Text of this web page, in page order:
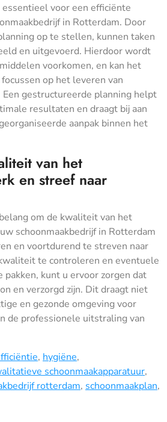
essentieel voor een efficiënte
in Rotterdam. Door
op te stellen, kunnen taken
en uitgevoerd. Hierdoor wordt
voorkomen, en kan het
op het leveren van
gestructureerde planning helpt
resultaten en draagt bij aan
aanpak binnen het
van het
en streef naar
om de kwaliteit van het
schoonmaakbedrijf in Rotterdam
en voortdurend te streven naar
te controleren en eventuele
kunt u ervoor zorgen dat
en verzorgd zijn. Dit draagt niet
en gezonde omgeving voor
de professionele uitstraling van
, hygiëne,
schoonmaakapparatuur,
rotterdam, schoonmaakplan,